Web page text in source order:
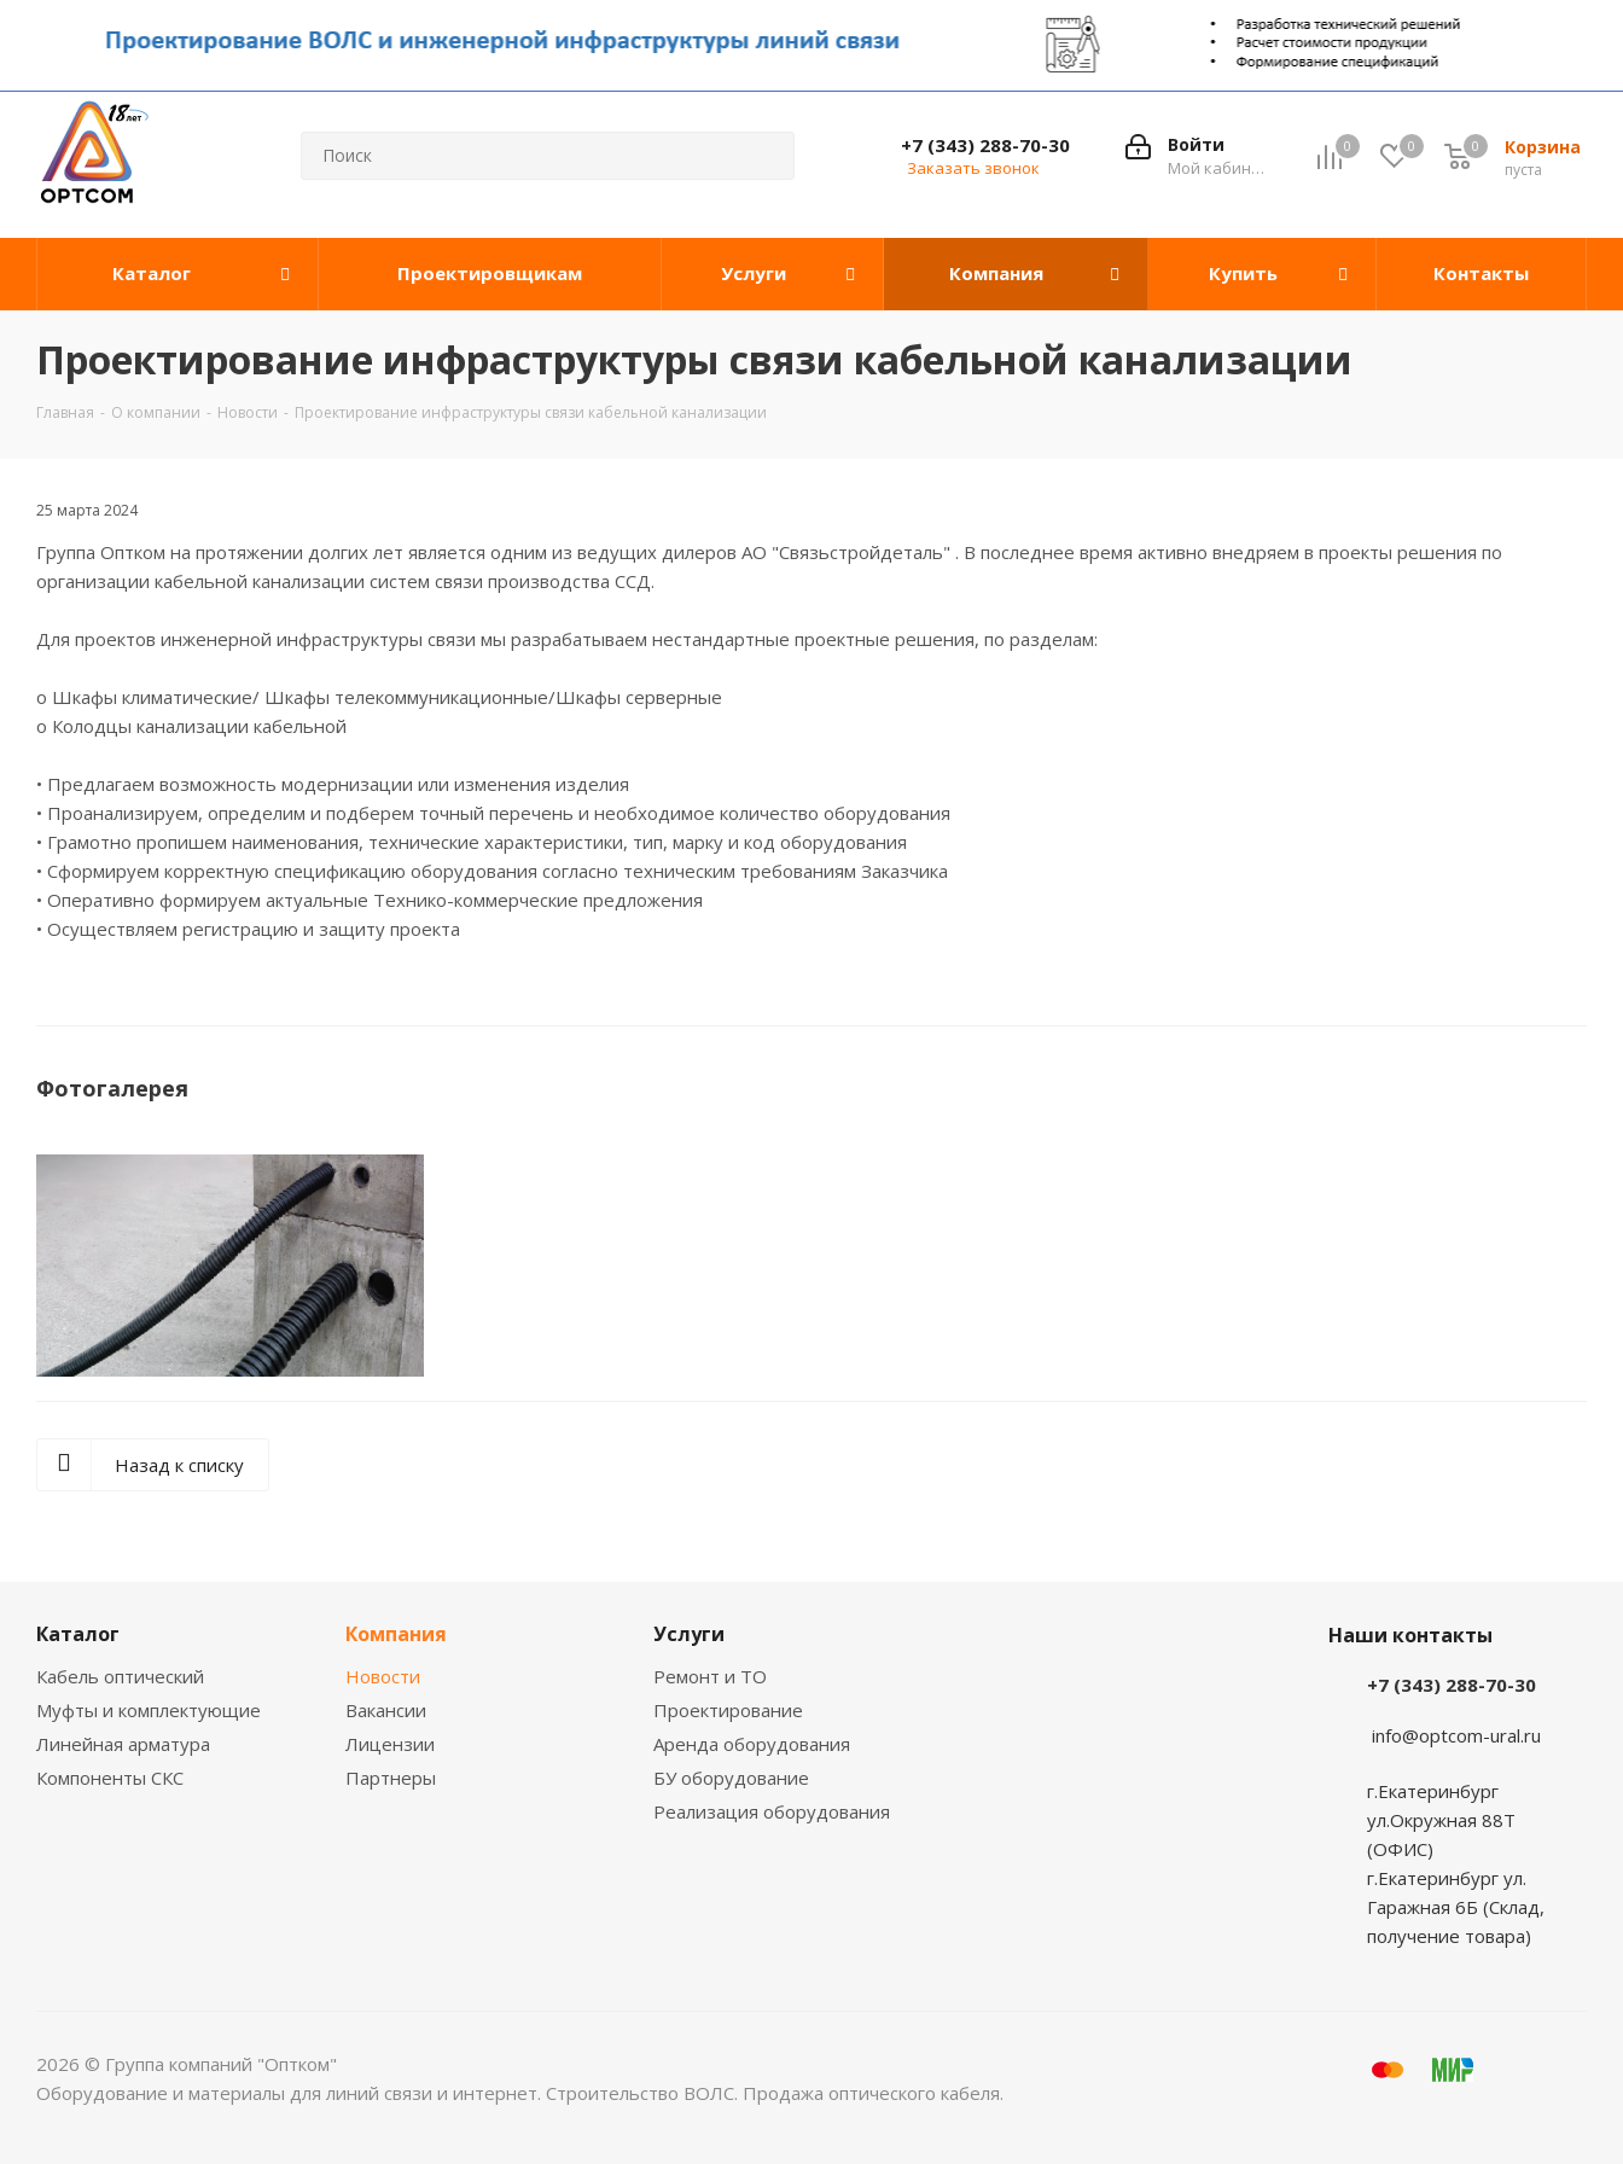
0 0 Корзина
0
пуста
0
Войти
Мой кабинет
+7 (343) 288-70-30
Заказать звонок
Каталог Проектировщикам Услуги Компания Купить Контакты
Проектирование инфраструктуры связи кабельной канализации
Главная - О компании - Новости - Проектирование инфраструктуры связи кабельной канализации
25 марта 2024
Группа Оптком на протяжении долгих лет является одним из ведущих дилеров АО "Связьстройдеталь" . В последнее время активно внедряем в проекты решения по
организации кабельной канализации систем связи производства ССД.
Для проектов инженерной инфраструктуры связи мы разрабатываем нестандартные проектные решения, по разделам:
o Шкафы климатические/ Шкафы телекоммуникационные/Шкафы серверные
o Колодцы канализации кабельной
• Предлагаем возможность модернизации или изменения изделия
• Проанализируем, определим и подберем точный перечень и необходимое количество оборудования
• Грамотно пропишем наименования, технические характеристики, тип, марку и код оборудования
• Сформируем корректную спецификацию оборудования согласно техническим требованиям Заказчика
• Оперативно формируем актуальные Технико-коммерческие предложения
• Осуществляем регистрацию и защиту проекта
Фотогалерея
Назад к списку
Каталог
Кабель оптический
Муфты и комплектующие
Линейная арматура
Компоненты СКС
Компания
Новости
Вакансии
Лицензии
Партнеры
Услуги
Ремонт и ТО
Проектирование
Аренда оборудования
БУ оборудование
Реализация оборудования
Наши контакты
+7 (343) 288-70-30
info@optcom-ural.ru
г.Екатеринбург
ул.Окружная 88Т
(ОФИС)
г.Екатеринбург ул.
Гаражная 6Б (Склад,
получение товара)
2026 © Группа компаний "Оптком"
Оборудование и материалы для линий связи и интернет. Строительство ВОЛС. Продажа оптического кабеля.